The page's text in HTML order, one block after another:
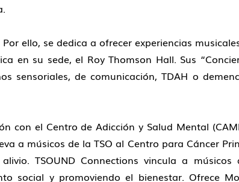
ello, se dedica a ofrecer experiencias
en su sede, el Roy Thomson Hall. Sus
sensoriales, de comunicación, TDAH o
con el Centro de Adicción y Salud Mental
a músicos de la TSO al Centro para Cáncer
TSOUND Connections vincula a músicos
social y promoviendo el bienestar. Ofrece